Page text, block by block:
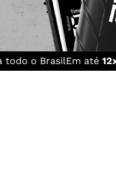
todo o BrasilEm até